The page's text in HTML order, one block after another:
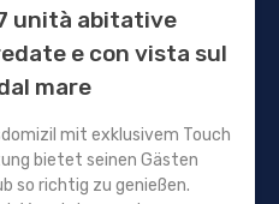
unità abitative
e con vista sul
mare
mit exklusivem Touch
bietet seinen Gästen
so richtig zu genießen.